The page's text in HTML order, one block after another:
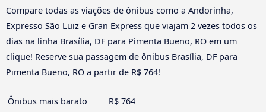
Compare todas as viações de ônibus como a Andorinha,
Expresso São Luiz e Gran Express que viajam 2 vezes todos os
dias na linha Brasília, DF para Pimenta Bueno, RO em um
clique! Reserve sua passagem de ônibus Brasília, DF para
Pimenta Bueno, RO a partir de R$ 764!
Ônibus mais barato
R$ 764